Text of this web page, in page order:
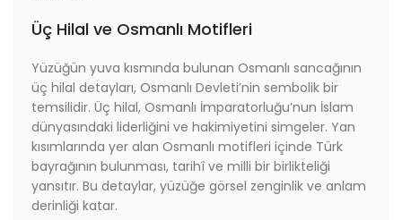
Üç Hilal ve Osmanlı Motifleri
Yüzüğün yuva kısmında bulunan Osmanlı sancağının
üç hilal detayları, Osmanlı Devleti’nin sembolik bir
temsilidir. Üç hilal, Osmanlı İmparatorluğu’nun İslam
dünyasındaki liderliğini ve hakimiyetini simgeler. Yan
kısımlarında yer alan Osmanlı motifleri içinde Türk
bayrağının bulunması, tarihî ve milli bir birlikteliği
yansıtır. Bu detaylar, yüzüğe görsel zenginlik ve anlam
derinliği katar.